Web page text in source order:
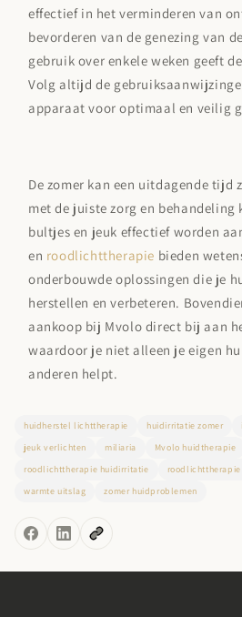
effectief in het verminderen van
bevorderen van de genezing van
gebruik over enkele weken geeft
Volg altijd de
apparaat voor optimaal en veilig
De zomer kan een uitdagende tijd
met de juiste zorg en
bultjes en jeuk effectief worden
en roodlichttherapie bieden
onderbouwde oplossingen die je
herstellen en verbeteren.
aankoop bij Mvolo direct bij aan
waardoor je niet alleen je eigen
anderen helpt.
huidherstel lichttherapie huidirritatie zomer
jeuk verlichten
miliaria Mvolo huidtherapie
roodlichttherapie huidirritatie
roodlichttherapie
warmte uitslag
zomer huidproblemen